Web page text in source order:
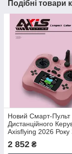
Подібні товари
Новий Смарт-Пульт
Дистанційного
Axisflying 2026 Року
Кольоровим HD-
Датчиком Холла,
2 852 ₴